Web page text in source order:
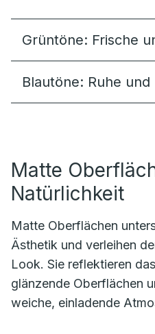
Grüntöne: Frische
Blautöne: Ruhe
Matte
Natürlichkeit
Matte Oberflächen
Ästhetik und verleihen
Look. Sie reflektieren
glänzende Oberflächen
weiche, einladende